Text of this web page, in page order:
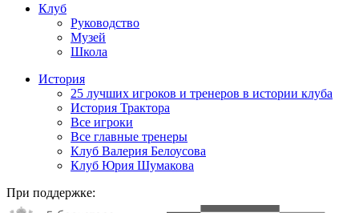
Клуб
Руководство
Музей
Школа
История
25 лучших игроков и тренеров в истории клуба
История Трактора
Все игроки
Все главные тренеры
Клуб Валерия Белоусова
Клуб Юрия Шумакова
При поддержке: